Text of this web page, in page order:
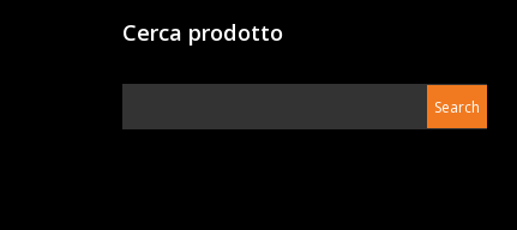
Cerca prodotto